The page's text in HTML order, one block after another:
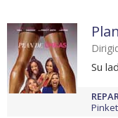
Su